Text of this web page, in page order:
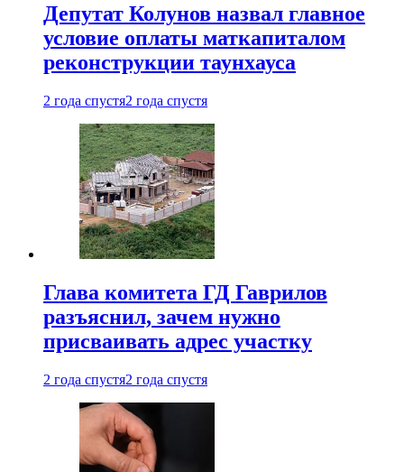
Депутат Колунов назвал главное
условие оплаты маткапиталом
реконструкции таунхауса
2 года спустя2 года спустя
Глава комитета ГД Гаврилов
разъяснил, зачем нужно
присваивать адрес участку
2 года спустя2 года спустя